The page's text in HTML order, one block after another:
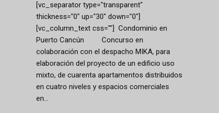
[vc_separator type="transparent"
thickness="0" up="30" down="0"]
[vc_column_text css=""] Condominio en
Puerto Cancún Concurso en
colaboración con el despacho MIKA, para
elaboración del proyecto de un edificio uso
mixto, de cuarenta apartamentos distribuidos
en cuatro niveles y espacios comerciales
en...